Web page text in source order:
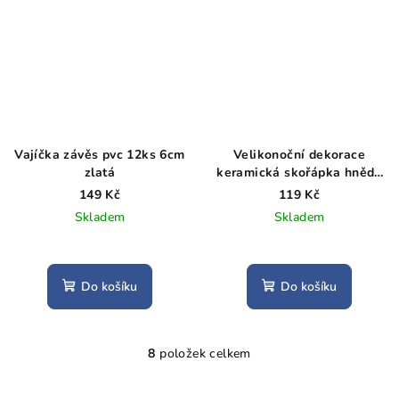
Vajíčka závěs pvc 12ks 6cm
zlatá
149 Kč
Skladem
Do košíku
Velikonoční dekorace
keramická skořápka hnědá
9,5 cm
119 Kč
Skladem
Do košíku
O
8 položek celkem